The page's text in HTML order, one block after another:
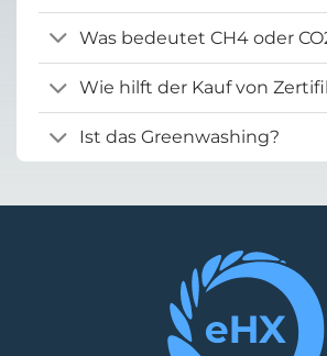
Was bedeutet CH4 oder
Wie hilft der Kauf von
Ist das Greenwashing?